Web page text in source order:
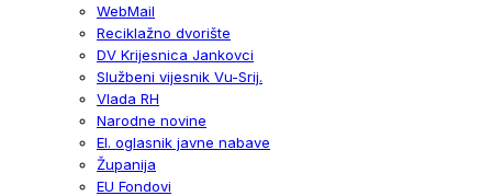
WebMail
Reciklažno dvorište
DV Krijesnica Jankovci
Službeni vijesnik Vu-Srij.
Vlada RH
Narodne novine
El. oglasnik javne nabave
Županija
EU Fondovi